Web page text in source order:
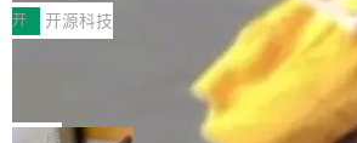
持续开源更多基于UCL-Engine的高性能通
件。 腾讯网平团队在UCL-MPComm中实现
个独立于业务线程的全局通信引擎（Engine
经开始引入 AI Coding 工具，通过调用公有
型或企业内部部署模型提升研发效率。但随
Coding 从个人辅助工具逐步走向团队级、
级应用，企业在规模化落地过程中，对安全
可控性和代码质量提出了更高要求。 首先是
智能应用典型案例名单》，集中展示人工智
各领域的应用成果，覆盖技术底座、行业赋
产品应用、支撑保障、专题等五大方向。深
AI算力网关（AI创新平台）成功入选！ 随着
各业的Agent走向规模化建设，算力构成形
开 开源科技
Jeff Dean 离开 Google：一个时代的结
束，一个实验室的开始
Google 员工编号 20。MapReduce 作者之
Bigtable 作者之一。TensorFlow 的作者之